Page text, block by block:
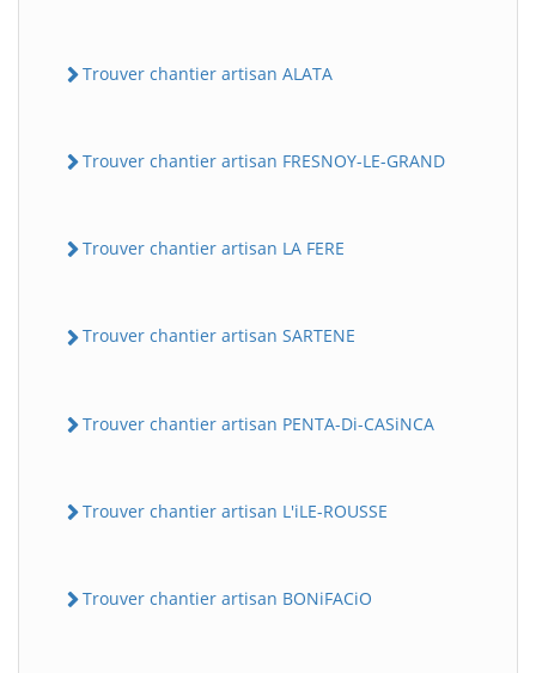
Trouver chantier artisan ALATA
Trouver chantier artisan FRESNOY-LE-GRAND
Trouver chantier artisan LA FERE
Trouver chantier artisan SARTENE
Trouver chantier artisan PENTA-Di-CASiNCA
Trouver chantier artisan L'iLE-ROUSSE
Trouver chantier artisan BONiFACiO